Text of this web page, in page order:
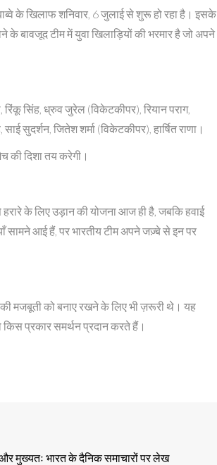
के खिलाफ शनिवार, 6 जुलाई से शुरू हो रहा है। इसके
बावजूद टीम में युवा खिलाड़ियों की भरमार है जो अपने
सिंह, ध्रुव जुरेल (विकेटकीपर), रियान पराग,
सुदर्शन, जितेश शर्मा (विकेटकीपर), हार्षित राणा।
की दिशा तय करेगी।
के लिए उड़ान की योजना आज ही है, जबकि हवाई
आई हैं, पर भारतीय टीम अपने जज़्बे से इन पर
की मजबूती को बनाए रखने के लिए भी ज़रूरी थे। यह
किस प्रकार समर्थन प्रदान करते हैं।
मुख्यतः भारत के दैनिक समाचारों पर लेख